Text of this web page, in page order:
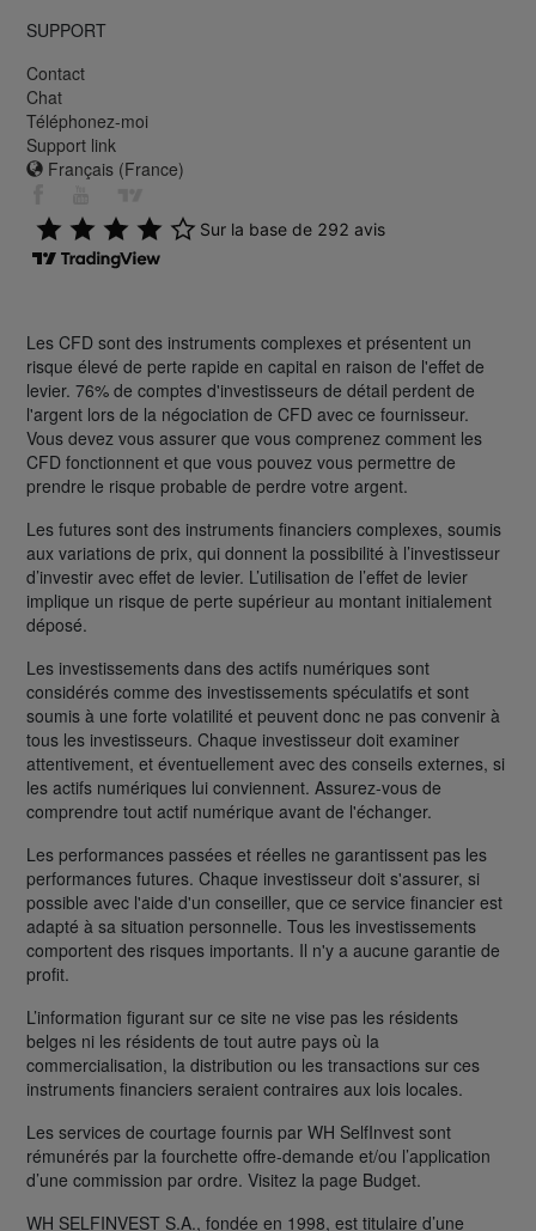
SUPPORT
Contact
Chat
Téléphonez-moi
Support link
Français (France)
Les CFD sont des instruments complexes et présentent un
risque élevé de perte rapide en capital en raison de l'effet de
levier. 76% de comptes d'investisseurs de détail perdent de
l'argent lors de la négociation de CFD avec ce fournisseur.
Vous devez vous assurer que vous comprenez comment les
CFD fonctionnent et que vous pouvez vous permettre de
prendre le risque probable de perdre votre argent.
Les futures sont des instruments financiers complexes, soumis
aux variations de prix, qui donnent la possibilité à l’investisseur
d’investir avec effet de levier. L’utilisation de l’effet de levier
implique un risque de perte supérieur au montant initialement
déposé.
Les investissements dans des actifs numériques sont
considérés comme des investissements spéculatifs et sont
soumis à une forte volatilité et peuvent donc ne pas convenir à
tous les investisseurs. Chaque investisseur doit examiner
attentivement, et éventuellement avec des conseils externes, si
les actifs numériques lui conviennent. Assurez-vous de
comprendre tout actif numérique avant de l'échanger.
Les performances passées et réelles ne garantissent pas les
performances futures. Chaque investisseur doit s'assurer, si
possible avec l'aide d'un conseiller, que ce service financier est
adapté à sa situation personnelle. Tous les investissements
comportent des risques importants. Il n'y a aucune garantie de
profit.
L’information figurant sur ce site ne vise pas les résidents
belges ni les résidents de tout autre pays où la
commercialisation, la distribution ou les transactions sur ces
instruments financiers seraient contraires aux lois locales.
Les services de courtage fournis par WH SelfInvest sont
rémunérés par la fourchette offre-demande et/ou l’application
d’une commission par ordre. Visitez la page Budget.
WH SELFINVEST S.A., fondée en 1998, est titulaire d’une